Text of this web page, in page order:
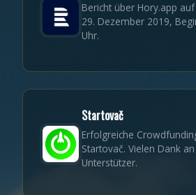
Bericht über Hory.app
29. Dezember 2019,
Uhr.
Startovač
Erfolgreiche
Startovač. Vielen Dank
Unterstützer.